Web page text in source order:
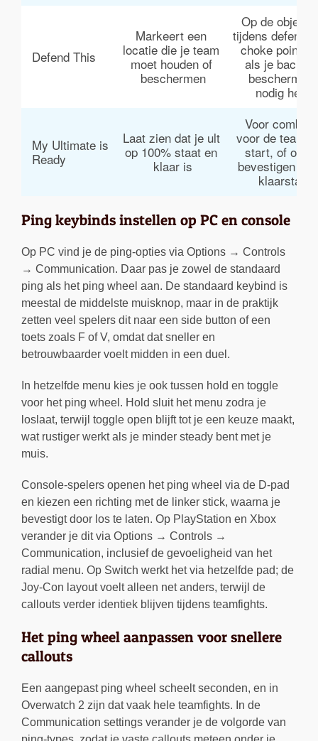
Defend This
Markeert een
locatie die je team
moet houden of
beschermen
Op de
tijdens
choke points,
als je
nodig heeft
My Ultimate is
Ready
Laat zien dat je ult
op 100% staat en
klaar is
Voor
voor de
start, of om
bevestigen
klaarstaat
Ping keybinds instellen op PC en console
Op PC vind je de ping-opties via Options → Controls
→ Communication. Daar pas je zowel de standaard
ping als het ping wheel aan. De standaard keybind is
meestal de middelste muisknop, maar in de praktijk
zetten veel spelers dit naar een side button of een
toets zoals F of V, omdat dat sneller en
betrouwbaarder voelt midden in een duel.
In hetzelfde menu kies je ook tussen hold en toggle
voor het ping wheel. Hold sluit het menu zodra je
loslaat, terwijl toggle open blijft tot je een keuze maakt,
wat rustiger werkt als je minder steady bent met je
muis.
Console-spelers openen het ping wheel via de D-pad
en kiezen een richting met de linker stick, waarna je
bevestigt door los te laten. Op PlayStation en Xbox
verander je dit via Options → Controls →
Communication, inclusief de gevoeligheid van het
radial menu. Op Switch werkt het via hetzelfde pad; de
Joy-Con layout voelt alleen net anders, terwijl de
callouts verder identiek blijven tijdens teamfights.
Het ping wheel aanpassen voor snellere
callouts
Een aangepast ping wheel scheelt seconden, en in
Overwatch 2 zijn dat vaak hele teamfights. In de
Communication settings verander je de volgorde van